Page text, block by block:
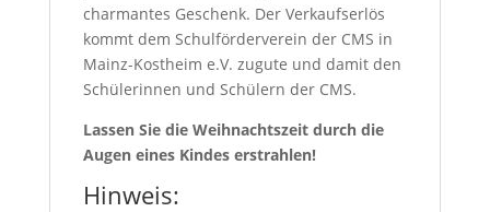
charmantes Geschenk. Der Verkaufserlös
kommt dem Schulförderverein der CMS in
Mainz-Kostheim e.V. zugute und damit den
Schülerinnen und Schülern der CMS.
Lassen Sie die Weihnachtszeit durch die
Augen eines Kindes erstrahlen!
Hinweis: